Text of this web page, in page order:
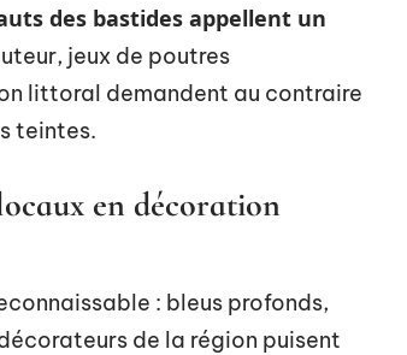
des bastides appellent un
jeux de poutres
littoral demandent au contraire
teintes.
en décoration
: bleus profonds,
de la région puisent